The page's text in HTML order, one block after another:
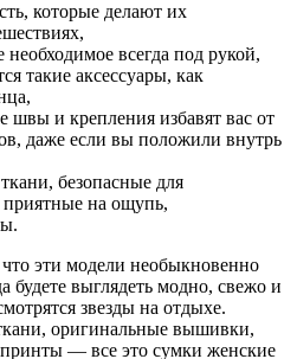
которые делают их
необходимое всегда под рукой,
такие аксессуары, как
швы и крепления избавят вас от
даже если вы положили внутрь
безопасные для
на ощупь,
эти модели необыкновенно
выглядеть модно, свежо и
звезды на отдыхе.
оригинальные вышивки,
— все это сумки женские